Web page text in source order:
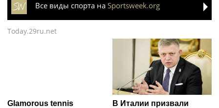
Все виды спорта на Sportsweek.org
Today.29ru.net
Glamorous tennis
В Италии призвали